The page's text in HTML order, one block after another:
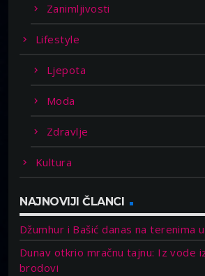
Zanimljivosti
Lifestyle
Ljepota
Moda
Zdravlje
Kultura
NAJNOVIJI ČLANCI
Džumhur i Bašić danas na terenima
Dunav otkrio mračnu tajnu: Iz vode
brodovi